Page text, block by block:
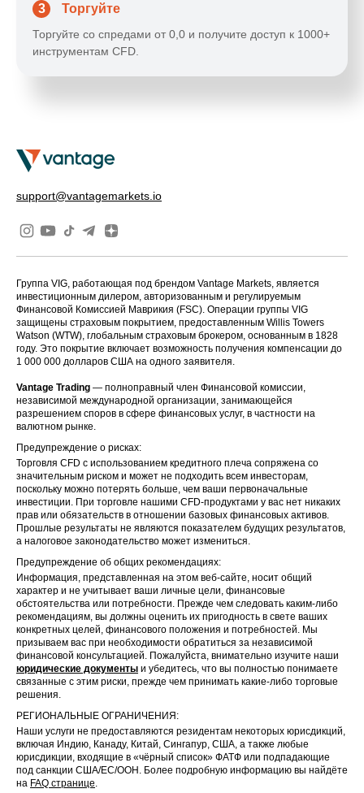
3 Торгуйте
Торгуйте со спредами от 0,0 и получите доступ к 1000+
инструментам CFD.
support@vantagemarkets.io
Группа VIG, работающая под брендом Vantage Markets, является
инвестиционным дилером, авторизованным и регулируемым
Финансовой Комиссией Маврикия (FSC). Операции группы VIG
защищены страховым покрытием, предоставленным Willis Towers
Watson (WTW), глобальным страховым брокером, основанным в 1828
году. Это покрытие включает возможность получения компенсации до
1 000 000 долларов США на одного заявителя.
Vantage Trading — полноправный член Финансовой комиссии,
независимой международной организации, занимающейся
разрешением споров в сфере финансовых услуг, в частности на
валютном рынке.
Предупреждение о рисках:
Торговля CFD с использованием кредитного плеча сопряжена со
значительным риском и может не подходить всем инвесторам,
поскольку можно потерять больше, чем ваши первоначальные
инвестиции. При торговле нашими CFD-продуктами у вас нет никаких
прав или обязательств в отношении базовых финансовых активов.
Прошлые результаты не являются показателем будущих результатов,
а налоговое законодательство может измениться.
Предупреждение об общих рекомендациях:
Информация, представленная на этом веб-сайте, носит общий
характер и не учитывает ваши личные цели, финансовые
обстоятельства или потребности. Прежде чем следовать каким-либо
рекомендациям, вы должны оценить их пригодность в свете ваших
конкретных целей, финансового положения и потребностей. Мы
призываем вас при необходимости обратиться за независимой
финансовой консультацией. Пожалуйста, внимательно изучите наши
юридические документы и убедитесь, что вы полностью понимаете
связанные с этим риски, прежде чем принимать какие-либо торговые
решения.
РЕГИОНАЛЬНЫЕ ОГРАНИЧЕНИЯ:
Наши услуги не предоставляются резидентам некоторых юрисдикций,
включая Индию, Канаду, Китай, Сингапур, США, а также любые
юрисдикции, входящие в «чёрный список» ФАТФ или подпадающие
под санкции США/ЕС/ООН. Более подробную информацию вы найдёте
на FAQ странице